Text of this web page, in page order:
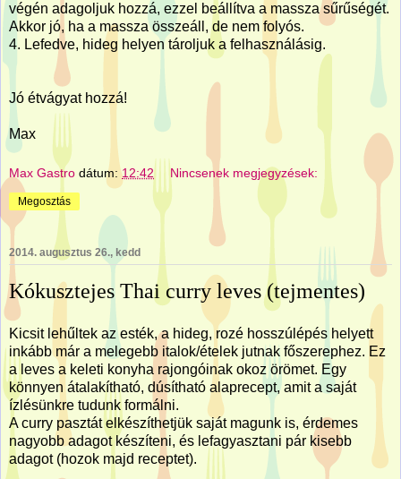
végén adagoljuk hozzá, ezzel beállítva a massza sűrűségét.
Akkor jó, ha a massza összeáll, de nem folyós.
4. Lefedve, hideg helyen tároljuk a felhasználásig.
Jó étvágyat hozzá!
Max
Max Gastro dátum:12:42 Nincsenek megjegyzések:
Megosztás
2014. augusztus 26., kedd
Kókusztejes Thai curry leves (tejmentes)
Kicsit lehűltek az esték, a hideg, rozé hosszúlépés helyett
inkább már a melegebb italok/ételek jutnak főszerephez. Ez
a leves a keleti konyha rajongóinak okoz örömet. Egy
könnyen átalakítható, dúsítható alaprecept, amit a saját
ízlésünkre tudunk formálni.
A curry pasztát elkészíthetjük saját magunk is, érdemes
nagyobb adagot készíteni, és lefagyasztani pár kisebb
adagot (hozok majd receptet).